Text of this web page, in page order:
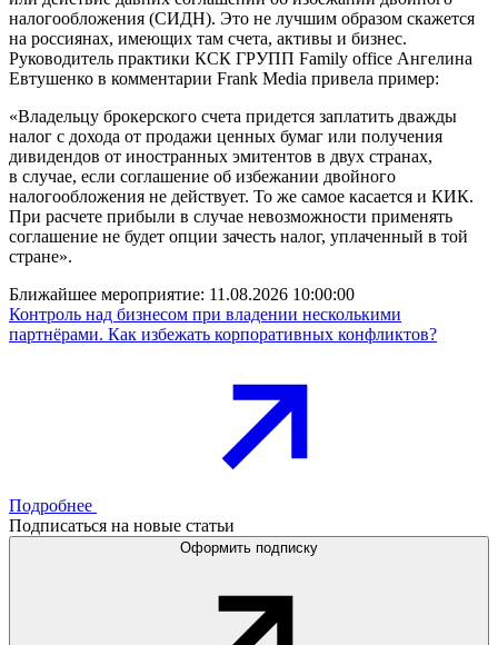
налогообложения (СИДН). Это не лучшим образом скажется
на россиянах, имеющих там счета, активы и бизнес.
Руководитель практики КСК ГРУПП Family office Ангелина
Евтушенко в комментарии Frank Media привела пример:
«Владельцу брокерского счета придется заплатить дважды
налог с дохода от продажи ценных бумаг или получения
дивидендов от иностранных эмитентов в двух странах,
в случае, если соглашение об избежании двойного
налогообложения не действует. То же самое касается и КИК.
При расчете прибыли в случае невозможности применять
соглашение не будет опции зачесть налог, уплаченный в той
стране».
Ближайшее мероприятие: 11.08.2026 10:00:00
Контроль над бизнесом при владении несколькими
партнёрами. Как избежать корпоративных конфликтов?
Подробнее
Подписаться на новые статьи
Оформить подписку